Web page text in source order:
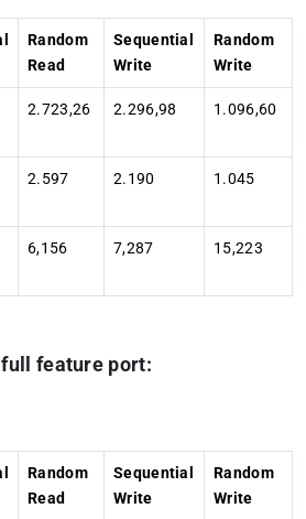
Random
Read
Sequential
Write
Random
Write
2.723,26 2.296,98 1.096,60
2.597 2.190 1.045
6,156 7,287 15,223
full feature port:
Random
Read
Sequential
Write
Random
Write